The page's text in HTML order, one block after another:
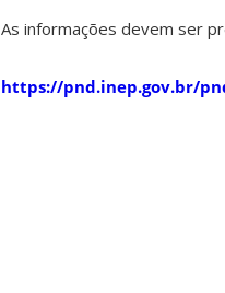
As informações devem ser
https://pnd.inep.gov.br/